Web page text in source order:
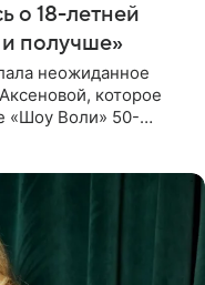
о 18-летней
и получше»
неожиданное
которое
«Шоу Воли» 50-